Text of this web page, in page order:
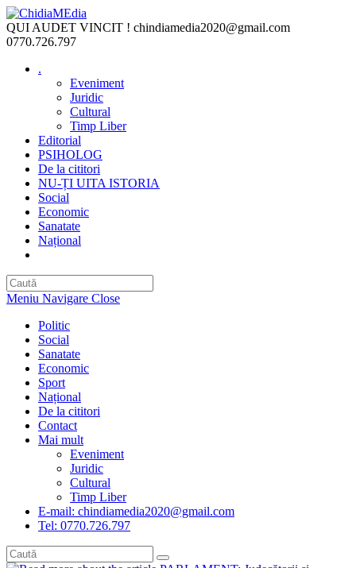
Skip
to
content
QUI AUDET VINCIT ! chindiamedia2020@gmail.com
0770.726.797
.
Eveniment
Juridic
Cultural
Timp Liber
Editorial
PSIHOLOG
De la cititori
NU-ȚI UITA ISTORIA
Social
Economic
Sanatate
Național
Meniu Navigare Close
Politic
Social
Sanatate
Economic
Sport
Național
De la cititori
Contact
Mai mult
Eveniment
Juridic
Cultural
Timp Liber
E-mail: chindiamedia2020@gmail.com
Tel: 0770.726.797